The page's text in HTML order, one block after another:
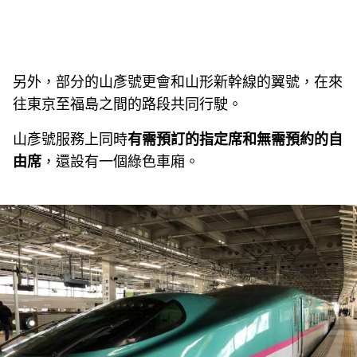
另外，部分的山彥號更會和山形新幹線的翼號，在來
往東京至福島之間的路段共同行駛。
山彥號服務上同時有需預訂的指定席和無需預約的自
由席 ，還設有一個綠色車廂。